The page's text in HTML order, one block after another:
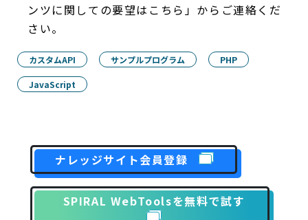
ンツに関しての要望はこちら」からご連絡くだ
さい。
カスタムAPI サンプルプログラム PHP
JavaScript
ナレッジサイト会員登録
SPIRAL WebToolsを無料で試す